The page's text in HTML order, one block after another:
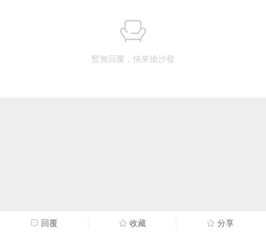
暫無回覆，快來搶沙發
回覆 收藏 分享